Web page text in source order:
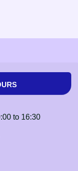
to 16:30